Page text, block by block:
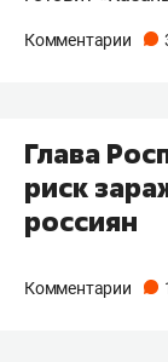
Комментарии
Глава
риск
россиян
Комментарии